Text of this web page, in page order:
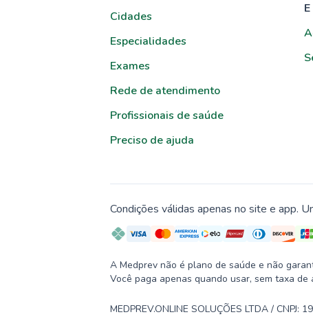
Cidades
Especialidades
Exames
Rede de atendimento
Profissionais de saúde
Preciso de ajuda
Condições válidas apenas no site e app.
A Medprev não é plano de saúde e não
Você paga apenas quando usar, sem taxa
MEDPREV.ONLINE SOLUÇÕES LTDA /